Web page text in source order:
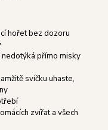
hořet bez dozoru
přímo misky
svíčku uhaste,
zvířat a všech